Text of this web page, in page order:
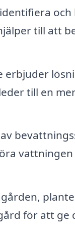
till att
erbjuder
till en
för att ge